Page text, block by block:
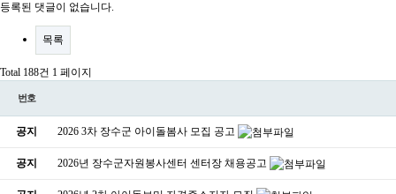
등록된 댓글이 없습니다.
목록
Total 188건 1 페이지
번호
공지 2026 3차 장수군 아이돌봄사 모집 공고
공지 2026년 장수군자원봉사센터 센터장 채용공고